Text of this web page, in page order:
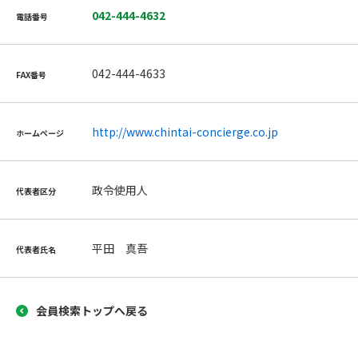
電話番号 042-444-4632
FAX番号 042-444-4633
ホームページ http://www.chintai-concierge.co.jp
代表者区分 政令使用人
代表者氏名 平田 真吾
会員検索トップへ戻る